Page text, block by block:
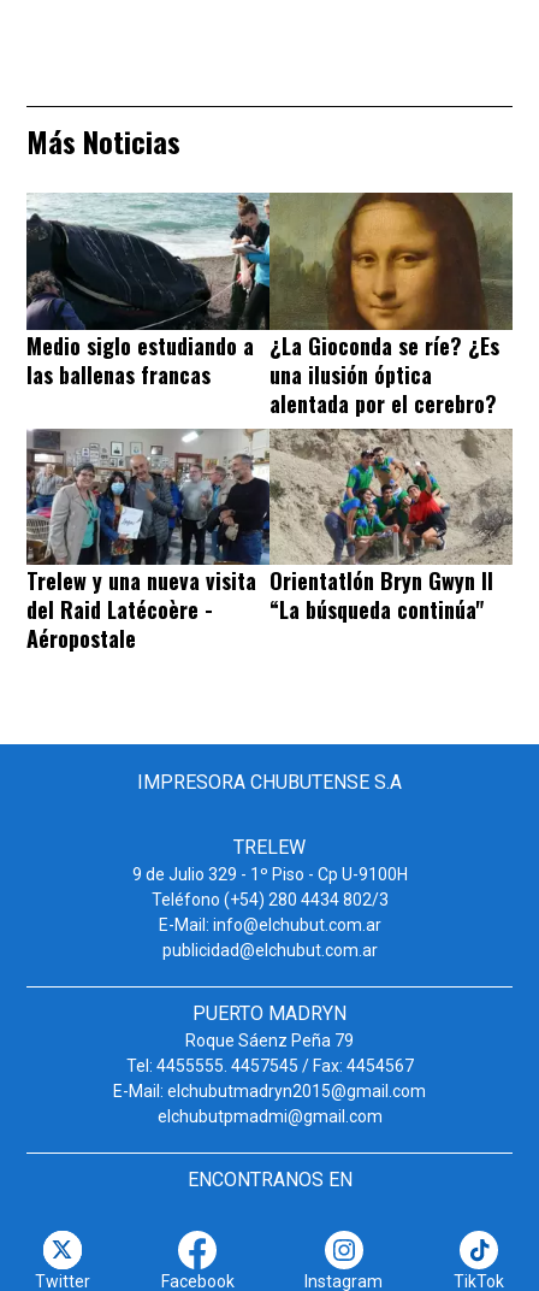
Más Noticias
Medio siglo estudiando a
las ballenas francas
¿La Gioconda se ríe? ¿Es
una ilusión óptica
alentada por el cerebro?
Trelew y una nueva visita
del Raid Latécoère -
Aéropostale
Orientatlón Bryn Gwyn II
“La búsqueda continúa"
IMPRESORA CHUBUTENSE S.A
TRELEW
9 de Julio 329 - 1º Piso - Cp U-9100H
Teléfono (+54) 280 4434 802/3
E-Mail: info@elchubut.com.ar
publicidad@elchubut.com.ar
PUERTO MADRYN
Roque Sáenz Peña 79
Tel: 4455555. 4457545 / Fax: 4454567
E-Mail: elchubutmadryn2015@gmail.com
elchubutpmadmi@gmail.com
ENCONTRANOS EN
Twitter Facebook Instagram TikTok